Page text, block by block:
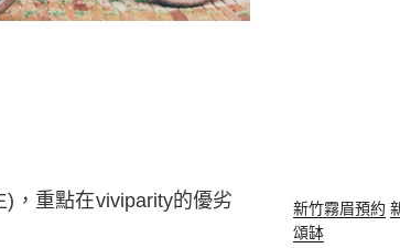
，重點在viviparity的優劣
新竹霧眉預約
頌缽